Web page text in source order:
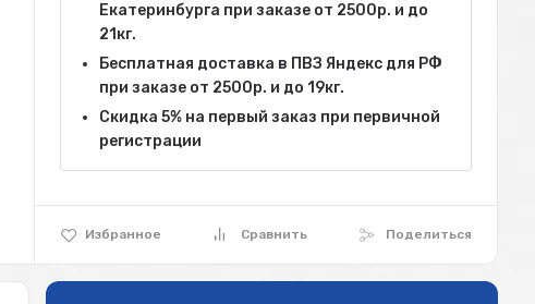
Избранное Сравнить Поделиться
Екатеринбурга при заказе от 2500р. и до
21кг.
Бесплатная доставка в ПВЗ Яндекс для РФ
при заказе от 2500р. и до 19кг.
Скидка 5% на первый заказ при первичной
регистрации